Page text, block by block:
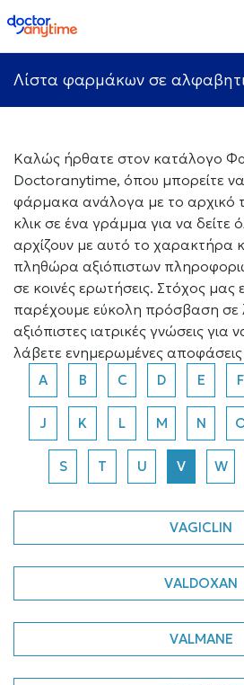
doctoranytime
Λίστα φαρμάκων σε
Καλώς ήρθατε στον κατάλογο
Doctoranytime, όπου μπορείτε να
φάρμακα ανάλογα με το αρχικό
κλικ σε ένα γράμμα για να
αρχίζουν με αυτό το χαρακτήρα
πληθώρα αξιόπιστων
σε κοινές ερωτήσεις. Στόχος μας
παρέχουμε εύκολη πρόσβαση σε
αξιόπιστες ιατρικές γνώσεις
λάβετε ενημερωμένες αποφάσεις
A B C D E F
J K L M N
S T U V W
VAGICLIN
VALDOXAN
VALMANE